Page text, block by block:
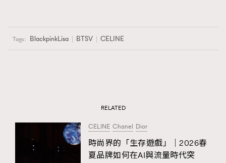
Tags: BlackpinkLisa BTSV CELINE
RELATED
CELINE Chanel Dior
時尚界的「生存遊戲」｜2026春
夏品牌如何在AI與流量時代突